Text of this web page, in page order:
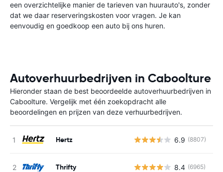
een overzichtelijke manier de tarieven van huurauto's, zonder
dat we daar reserveringskosten voor vragen. Je kan
eenvoudig en goedkoop een auto bij ons huren.
Autoverhuurbedrijven in Caboolture
Hieronder staan de best beoordeelde autoverhuurbedrijven in
Caboolture. Vergelijk met één zoekopdracht alle
beoordelingen en prijzen van deze verhuurbedrijven.
Hertz 6.9 (8807)
Thrifty 8.4 (6965)